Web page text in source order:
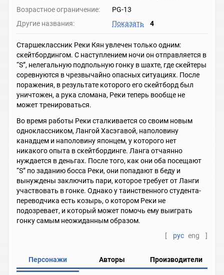
Возрастное ограничение:
PG-13
Другие названия:
Показать 4
Старшеклассник Реки Кян увлечен только одним:
скейтбордингом. С наступлением ночи он отправляется в
“S”, нелегальную подпольную гонку в шахте, где скейтеры
соревнуются в чрезвычайно опасных ситуациях. После
поражения, в результате которого его скейтборд был
уничтожен, а рука сломана, Реки теперь вообще не
может тренироваться.
Во время работы Реки сталкивается со своим новым
одноклассником, Лангой Хасэгавой, наполовину
канадцем и наполовину японцем, у которого нет
никакого опыта в скейтбординге. Ланга отчаянно
нуждается в деньгах. После того, как они оба посещают
“S” по заданию босса Реки, они попадают в беду и
вынуждены заключить пари, которое требует от Ланги
участвовать в гонке. Однако у таинственного студента-
переводчика есть козырь, о котором Реки не
подозревает, и который может помочь ему выиграть
гонку самым неожиданным образом.
[
рус eng ]
Персонажи Авторы Производители